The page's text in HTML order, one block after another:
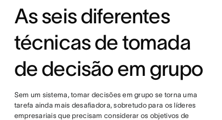
As seis diferentes
técnicas de tomada
de decisão em grupo
Sem um sistema, tomar decisões em grupo se torna uma
tarefa ainda mais desafiadora, sobretudo para os líderes
empresariais que precisam considerar os objetivos de